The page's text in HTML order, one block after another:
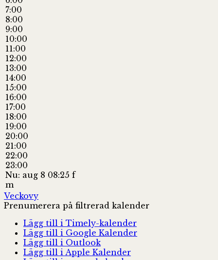
7:00
8:00
9:00
10:00
11:00
12:00
13:00
14:00
15:00
16:00
17:00
18:00
19:00
20:00
21:00
22:00
23:00
Nu: aug 8 08:25 f
m
Veckovy
Prenumerera på filtrerad kalender
Lägg till i Timely-kalender
Lägg till i Google Kalender
Lägg till i Outlook
Lägg till i Apple Kalender